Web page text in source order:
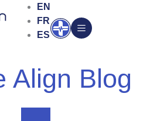
EN
FR
ES
Ouvrir
Align Blog